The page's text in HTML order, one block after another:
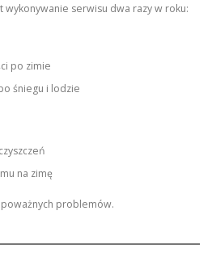
wykonywanie serwisu dwa razy w roku:
po zimie
śniegu i lodzie
na zimę
problemów.